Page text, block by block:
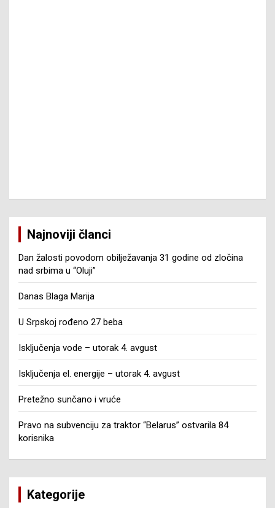
Najnoviji članci
Dan žalosti povodom obilježavanja 31 godine od zločina
nad srbima u “Oluji”
Danas Blaga Marija
U Srpskoj rođeno 27 beba
Isključenja vode – utorak 4. avgust
Isključenja el. energije – utorak 4. avgust
Pretežno sunčano i vruće
Pravo na subvenciju za traktor “Belarus” ostvarila 84
korisnika
Kategorije